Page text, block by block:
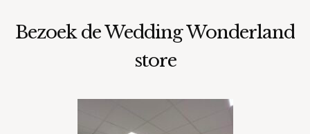
Bezoek de Wedding Wonderland
store